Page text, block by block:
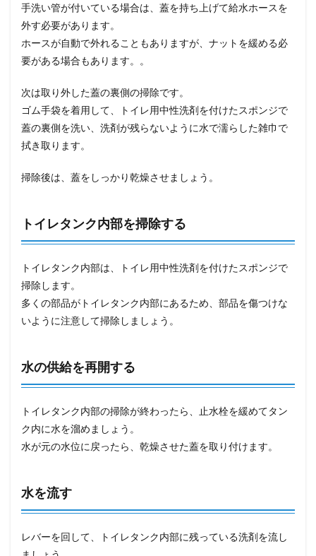
手洗い管が付いている場合は、蓋を持ち上げて給水ホースを
外す必要があります。
ホースが自動で外れることもありますが、ナットを緩める必
要がある場合もあります。。
次は取り外した蓋の裏側の掃除です。
ゴム手袋を着用して、トイレ用中性洗剤を付けたスポンジで
蓋の裏側を洗い、洗剤が残らないように水で濡らした雑巾で
拭き取ります。
掃除後は、蓋をしっかり乾燥させましょう。
トイレタンク内部を掃除する
トイレタンク内部は、トイレ用中性洗剤を付けたスポンジで
掃除します。
多くの部品がトイレタンク内部にあるため、部品を傷つけな
いように注意して掃除しましょう。
水の供給を再開する
トイレタンク内部の掃除が終わったら、止水栓を緩めてタン
ク内に水を溜めましょう。
水が元の水位に戻ったら、乾燥させた蓋を取り付けます。
水を流す
レバーを回して、トイレタンク内部に残っている洗剤を流し